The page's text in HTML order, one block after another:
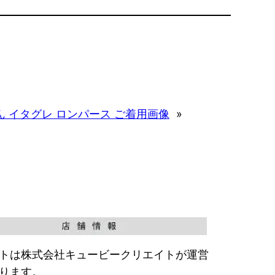
イタグレ ロンパース ご着用画像 »
は株式会社キュービークリエイトが運営
ます。